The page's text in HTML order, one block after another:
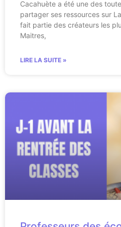
Cacahuète a été une des
partager ses ressources sur
fait partie des créateurs les
Maitres,
LIRE LA SUITE »